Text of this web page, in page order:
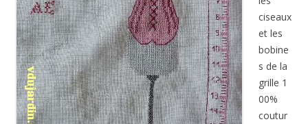
ciseaux
et les
bobine
s de la
grille 1
00%
coutur